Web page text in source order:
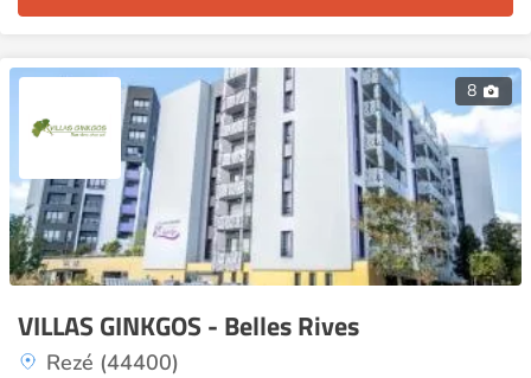
8
VILLAS GINKGOS - Belles Rives
Rezé (44400)